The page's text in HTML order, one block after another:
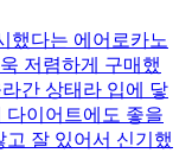
했다는 에어로카노
저렴하게 구매했
간 상태라 입에 닿
다이어트에도 좋을
잘 있어서 신기했